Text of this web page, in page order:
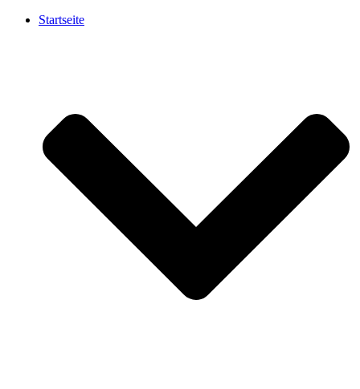
Startseite